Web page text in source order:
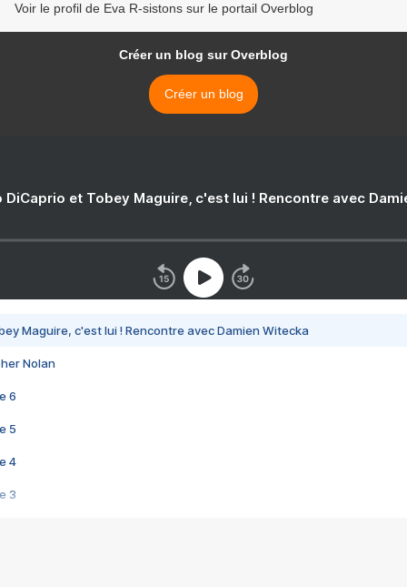
Voir le profil de Eva R-sistons sur le portail Overblog
Créer un blog sur Overblog
Créer un blog
DiCaprio et Tobey Maguire, c'est lui ! Rencontre avec
Maguire, c'est lui ! Rencontre avec Damien Witecka
Nolan
6
5
4
3